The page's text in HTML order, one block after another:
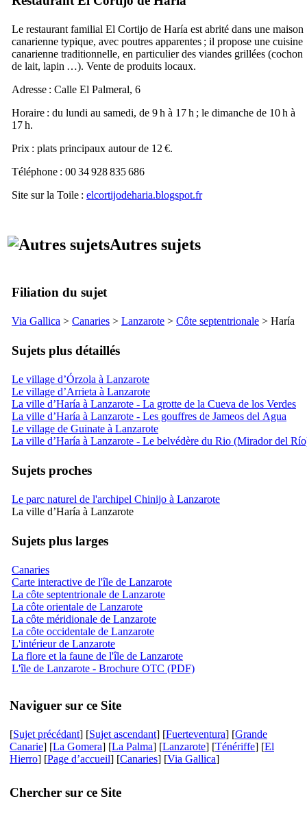
Le restaurant familial El Cortijo de Haría est abrité dans une maison
canarienne typique, avec poutres apparentes ; il propose une cuisine
canarienne traditionnelle, en particulier des viandes grillées (cochon
de lait, lapin …). Vente de produits locaux.
Adresse : Calle El Palmeral, 6
Horaire : du lundi au samedi, de 9 h à 17 h ; le dimanche de 10 h à
17 h.
Prix : plats principaux autour de 12 €.
Téléphone : 00 34 928 835 686
Site sur la Toile : elcortijodeharia.blogspot.fr
Autres sujets
Filiation du sujet
Via Gallica > Canaries > Lanzarote > Côte septentrionale > Haría
Sujets plus détaillés
Le village d’Órzola à Lanzarote
Le village d’Arrieta à Lanzarote
La ville d’Haría à Lanzarote - La grotte de la Cueva de los Verdes
La ville d’Haría à Lanzarote - Les gouffres de Jameos del Agua
Le village de Guinate à Lanzarote
La ville d’Haría à Lanzarote - Le belvédère du Rio (Mirador del
Sujets proches
Le parc naturel de l'archipel Chinijo à Lanzarote
La ville d’Haría à Lanzarote
Sujets plus larges
Canaries
Carte interactive de l'île de Lanzarote
La côte septentrionale de Lanzarote
La côte orientale de Lanzarote
La côte méridionale de Lanzarote
La côte occidentale de Lanzarote
L'intérieur de Lanzarote
La flore et la faune de l'île de Lanzarote
L'île de Lanzarote - Brochure OTC (PDF)
Naviguer sur ce Site
[Sujet précédant] [Sujet ascendant] [Fuerteventura] [Grande
Canarie] [La Gomera] [La Palma] [Lanzarote] [Ténériffe] [El
Hierro] [Page d’accueil] [Canaries] [Via Gallica]
Chercher sur ce Site